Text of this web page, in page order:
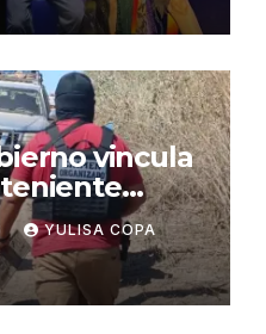
vincula
de
YULISA COPA